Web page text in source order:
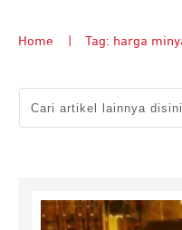
Home Tag: harga